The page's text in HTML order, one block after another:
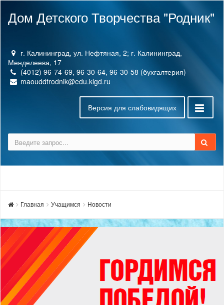
Дом Детского Творчества "Родник"
г. Калининград, ул. Нефтяная, 2; г. Калининград,
Менделеева, 17
(4012) 96-74-69, 96-30-64, 96-30-58 (бухгалтерия)
maouddtrodnik@edu.klgd.ru
Версия для слабовидящих
Главная Учащимся Новости